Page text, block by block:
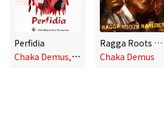
Perfidia
C
haka Demus,Isha Bel
Ragga Roots and Rarities (feat. Pliers)
Chaka Demus